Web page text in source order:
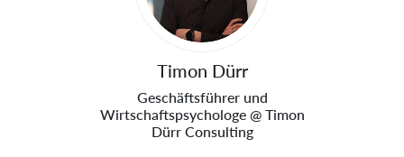
Timon Dürr
Geschäftsführer und
Wirtschaftspsychologe @ Timon
Dürr Consulting